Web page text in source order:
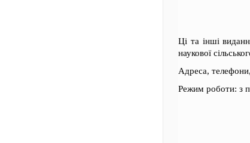
Ці та інші
наукової
Адреса,
Режим роботи: з